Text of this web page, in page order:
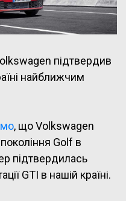
підтвердив
найближчим
, що Volkswagen
Golf в
підтвердилась
GTI в нашій країні.